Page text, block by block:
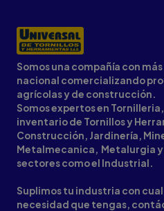
Somos una compañía con
nacional comercializando
agrícolas y de construcción.
Somos expertos en
inventario de Tornillos y
Construcción, Jardinería,
Metalmecanica, Metalurgia y
sectores como el Industrial.
Suplimos tu industria con
necesidad que tengas,